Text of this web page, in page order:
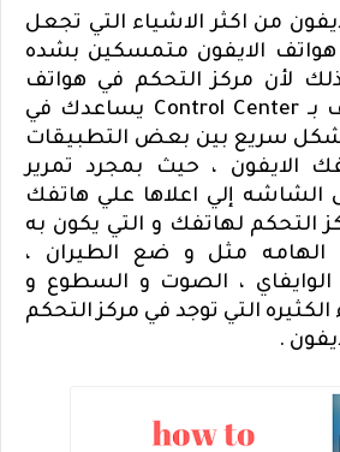
من اكثر الاشياء التي تجعل
الايفون متمسكين بشده
لأن مركز التحكم في هواتف
بـControl Center يساعدك في
سريع بين بعض التطبيقات
الايفون ، حيث بمجرد تمرير
إلي اعلاها علي هاتفك
التحكم لهاتفك و التي يكون به
مثل و ضع الطيران ،
، الوايفاي ، الصوت و السطوع و
التي توجد في مركز التحكم
.